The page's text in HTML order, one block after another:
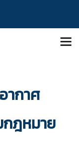
ากาศ
กฎหมาย